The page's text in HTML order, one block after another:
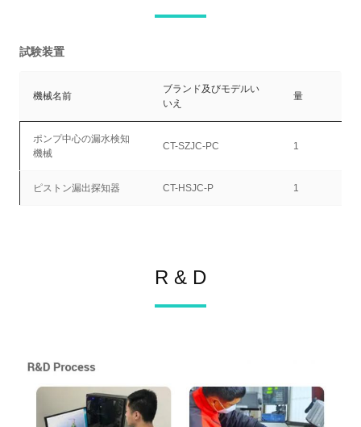
試験装置
機械名前
ブランド及びモデルい
いえ
量
ポンプ中心の漏水検知
機械
CT-SZJC-PC 1
ピストン漏出探知器 CT-HSJC-P 1
R & D